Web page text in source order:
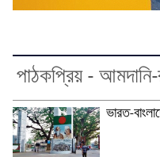
পাঠকপ্রিয় -
ভারত-